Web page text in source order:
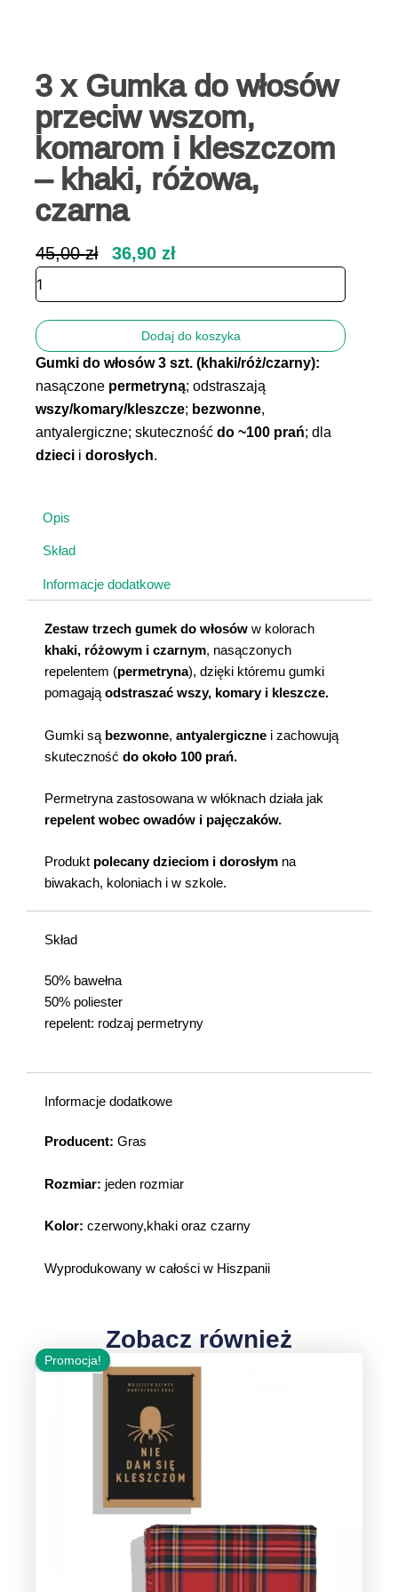
3 x Gumka do włosów
przeciw wszom,
komarom i kleszczom
– khaki, różowa,
czarna
45,00zł
Pierwotna
cena
36,90złAktualna
cena
ilość
3
Gumka
do
włosów
przeciw
wszom,
komarom
i
kleszczom
czarna
Dodaj do koszyka
Gumki do włosów 3 szt. (khaki/róż/czarny):
nasączone permetryną; odstraszają
wszy/komary/kleszcze; bezwonne,
antyalergiczne; skutecznośćdo ~100 prań; dla
dzieci idorosłych.
Opis
Skład
Informacje dodatkowe
Zestaw trzech gumek do włosów w kolorach
khaki, różowym i czarnym, nasączonych
repelentem (permetryna), dzięki któremu gumki
pomagająodstraszać wszy, komary i kleszcze.
Gumki są bezwonne, antyalergiczne i zachowują
skuteczność do około 100 prań.
Permetryna zastosowana w włóknach działa jak
repelent wobec owadów i pajęczaków.
Produkt polecany dzieciom i dorosłym na
biwakach, koloniach i w szkole.
Skład
50% bawełna
50% poliester
repelent: rodzaj permetryny
Informacje dodatkowe
Producent: Gras
Rozmiar: jeden rozmiar
Kolor: czerwony,khaki oraz czarny
Wyprodukowany w całości w Hiszpanii
Zobacz również
Pierwotna
cena
wynosiła:
358,00 zł.
cena
wynosi:
304,30 zł.